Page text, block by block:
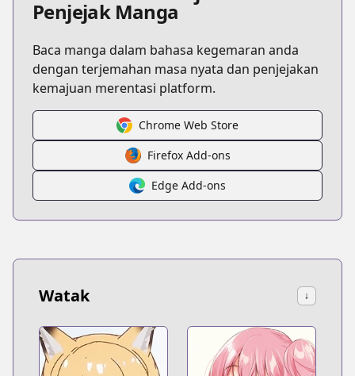
Penjejak Manga
Baca manga dalam bahasa kegemaran anda
dengan terjemahan masa nyata dan penjejakan
kemajuan merentasi platform.
Chrome Web Store
Firefox Add-ons
Edge Add-ons
Watak ↓